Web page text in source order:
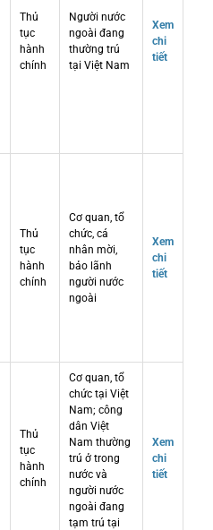
Thủ
tục
hành
chính
Người nước
ngoài đang
thường trú
tại Việt Nam
Xem
chi
tiết
Thủ
tục
hành
chính
Cơ quan, tổ
chức, cá
nhân mời,
bảo lãnh
người nước
ngoài
Xem
chi
tiết
Thủ
tục
hành
chính
Cơ quan, tổ
chức tại Việt
Nam; công
dân Việt
Nam thường
trú ở trong
nước và
người nước
ngoài đang
tạm trú tại
Xem
chi
tiết